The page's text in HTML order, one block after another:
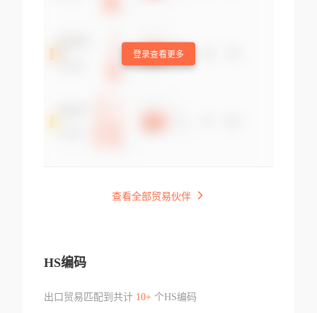
登录查看更多
查看全部贸易伙伴
HS编码
出口贸易匹配到共计 10+个HS编码